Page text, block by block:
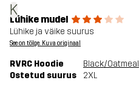
K
Lühike mudel
Lühike ja väike suurus
See on tõlge. Kuva originaal
RVRC Hoodie
Black/Oatmeal
Ostetud suurus
2XL